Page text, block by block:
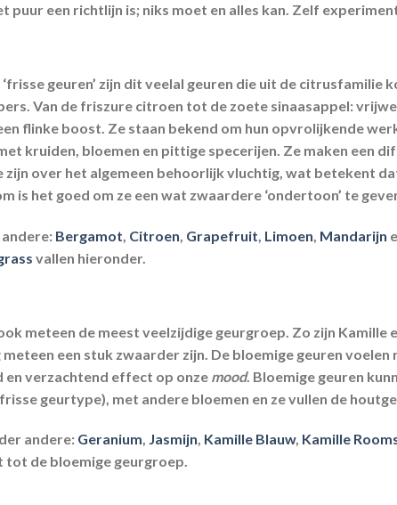
puur een richtlijn is; niks moet en alles kan. Zelf
geuren’ zijn dit veelal geuren die uit de citrusfamilie
Van de friszure citroen tot de zoete sinaasappel:
flinke boost. Ze staan bekend om hun opvrolijkende
kruiden, bloemen en pittige specerijen. Ze maken een
over het algemeen behoorlijk vluchtig, wat betekent
is het goed om ze een wat zwaardere ‘ondertoon’ te
Bergamot Citroen Grapefruit Limoen Mandarijn
vallen hieronder.
ook meteen de meest veelzijdige geurgroep. Zo zijn
meteen een stuk zwaarder zijn. De bloemige geuren
en verzachtend effect op onze mood. Bloemige geuren
geurtype), met andere bloemen en ze vullen de
andere: Geranium, Jasmijn, Kamille Blauw, Kamille
tot de bloemige geurgroep.